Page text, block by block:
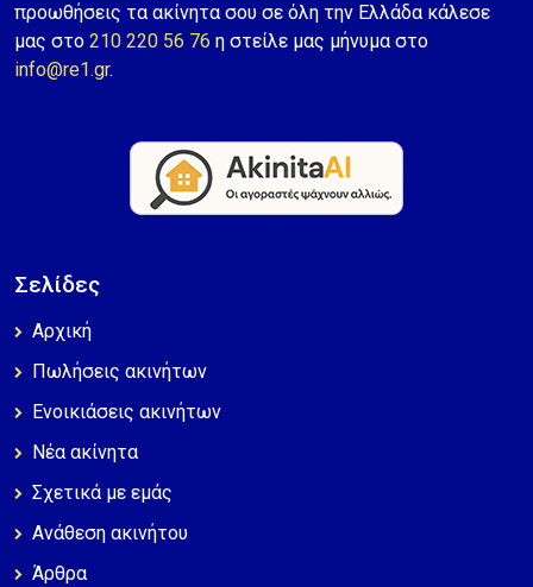
προωθήσεις τα ακίνητα σου σε όλη την Ελλάδα κάλεσε
μας στο 210 220 56 76 η στείλε μας μήνυμα στο
info@re1.gr.
Σελίδες
Αρχική
Πωλήσεις ακινήτων
Ενοικιάσεις ακινήτων
Νέα ακίνητα
Σχετικά με εμάς
Ανάθεση ακινήτου
Άρθρα